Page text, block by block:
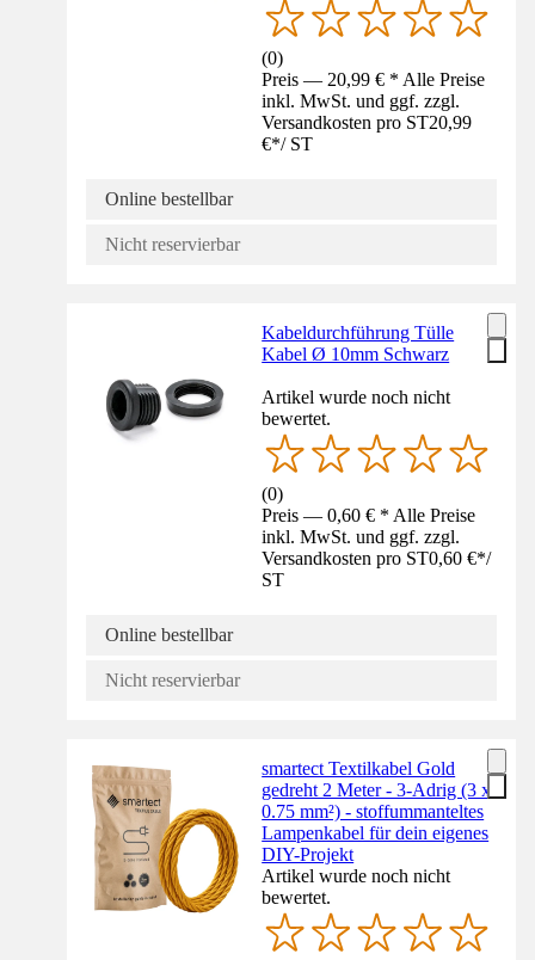
(0)
Preis — 20,99 € * Alle Preise
inkl. MwSt. und ggf. zzgl.
Versandkosten pro ST20,99
€*/ ST
Online bestellbar
Nicht reservierbar
Kabeldurchführung Tülle
Kabel Ø 10mm Schwarz
Artikel wurde noch nicht
bewertet.
(0)
Preis — 0,60 € * Alle Preise
inkl. MwSt. und ggf. zzgl.
Versandkosten pro ST0,60 €*/
ST
Online bestellbar
Nicht reservierbar
smartect Textilkabel Gold
gedreht 2 Meter - 3-Adrig (3 x
0.75 mm²) - stoffummanteltes
Lampenkabel für dein eigenes
DIY-Projekt
Artikel wurde noch nicht
bewertet.